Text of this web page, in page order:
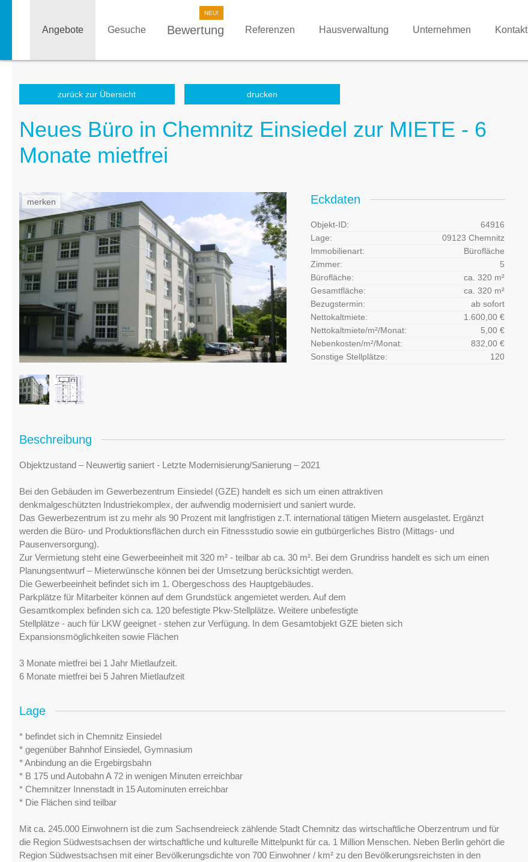
Angebote Gesuche Bewertung Referenzen Hausverwaltung Unternehmen Kontakt
zurück zur Übersicht drucken
Neues Büro in Chemnitz Einsiedel zur MIETE - 6
Monate mietfrei
merken Eckdaten
Objekt-ID:
64916
Lage:
09123 Chemnitz
Immobilienart:
Bürofläche
Zimmer:
5
Bürofläche:
ca. 320 m²
Gesamtfläche:
ca. 320 m²
Bezugstermin:
ab sofort
Nettokaltmiete:
1.600,00 €
Nettokaltmiete/m²/Monat:
5,00 €
Nebenkosten/m²/Monat:
832,00 €
Sonstige Stellplätze:
120
Beschreibung
Objektzustand – Neuwertig saniert - Letzte Modernisierung/Sanierung – 2021
Bei den Gebäuden im Gewerbezentrum Einsiedel (GZE) handelt es sich um einen attraktiven
denkmalgeschützten Industriekomplex, der aufwendig modernisiert und saniert wurde.
Das Gewerbezentrum ist zu mehr als 90 Prozent mit langfristigen z.T. international tätigen Mietern ausgelastet. Ergänzt
werden die Büro- und Produktionsflächen durch ein Fitnessstudio sowie ein gutbürgerliches Bistro (Mittags- und
Pausenversorgung).
Zur Vermietung steht eine Gewerbeeinheit mit 320 m² - teilbar ab ca. 30 m². Bei dem Grundriss handelt es sich um einen
Planungsentwurf – Mieterwünsche können bei der Umsetzung berücksichtigt werden.
Die Gewerbeeinheit befindet sich im 1. Obergeschoss des Hauptgebäudes.
Parkplätze für Mitarbeiter können auf dem Grundstück angemietet werden. Auf dem
Gesamtkomplex befinden sich ca. 120 befestigte Pkw-Stellplätze. Weitere unbefestigte
Stellplätze - auch für LKW geeignet - stehen zur Verfügung. In dem Gesamtobjekt GZE bieten sich
Expansionsmöglichkeiten sowie Flächen
3 Monate mietfrei bei 1 Jahr Mietlaufzeit.
6 Monate mietfrei bei 5 Jahren Mietlaufzeit
Lage
* befindet sich in Chemnitz Einsiedel
* gegenüber Bahnhof Einsiedel, Gymnasium
* Anbindung an die Ergebirgsbahn
* B 175 und Autobahn A 72 in wenigen Minuten erreichbar
* Chemnitzer Innenstadt in 15 Autominuten erreichbar
* Die Flächen sind teilbar
Mit ca. 245.000 Einwohnern ist die zum Sachsendreieck zählende Stadt Chemnitz das wirtschaftliche Oberzentrum und für
die Region Südwestsachsen der wirtschaftliche und kulturelle Mittelpunkt für ca. 1 Million Menschen. Neben Berlin gehört die
Region Südwestsachsen mit einer Bevölkerungsdichte von 700 Einwohner / km² zu den Bevölkerungsreichsten in den